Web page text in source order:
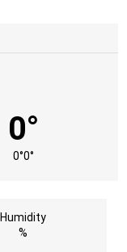
0°
0°0°
Humidity
%